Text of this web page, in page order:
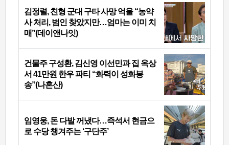
김정렬, 친형 군대 구타 사망 억울 “농약
사 처리, 범인 찾았지만…엄마는 이미 치
매”(데이앤나잇)
건물주 구성환, 김신영 이선민과 집 옥상
서 41만원 한우 파티 “화력이 성화봉
송”(나혼산)
임영웅, 돈 다발 꺼냈다…즉석서 현금으
로 수당 챙겨주는 ‘구단주’